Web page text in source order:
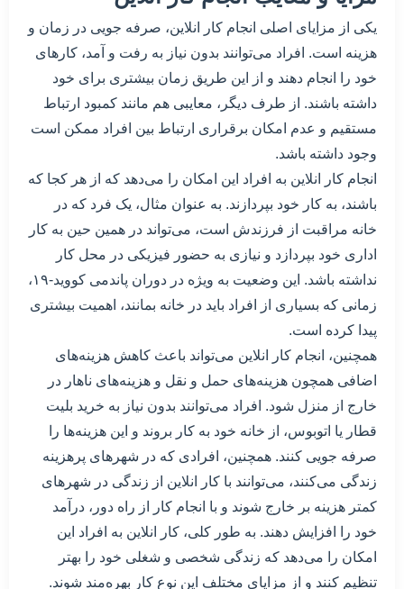
یکی از مزایای اصلی انجام کار انلاین، صرفه جویی در زمان و
هزینه است. افراد می‌توانند بدون نیاز به رفت و آمد، کارهای
خود را انجام دهند و از این طریق زمان بیشتری برای خود
داشته باشند. از طرف دیگر، معایبی هم مانند کمبود ارتباط
مستقیم و عدم امکان برقراری ارتباط بین افراد ممکن است
وجود داشته باشد.
انجام کار انلاین به افراد این امکان را می‌دهد که از هر کجا که
باشند، به کار خود بپردازند. به عنوان مثال، یک فرد که در
خانه مراقبت از فرزندش است، می‌تواند در همین حین به کار
اداری خود بپردازد و نیازی به حضور فیزیکی در محل کار
نداشته باشد. این وضعیت به ویژه در دوران پاندمی کووید-۱۹،
زمانی که بسیاری از افراد باید در خانه بمانند، اهمیت بیشتری
پیدا کرده است.
همچنین، انجام کار انلاین می‌تواند باعث کاهش هزینه‌های
اضافی همچون هزینه‌های حمل و نقل و هزینه‌های ناهار در
خارج از منزل شود. افراد می‌توانند بدون نیاز به خرید بلیت
قطار یا اتوبوس، از خانه خود به کار بروند و این هزینه‌ها را
صرفه جویی کنند. همچنین، افرادی که در شهرهای پرهزینه
زندگی می‌کنند، می‌توانند با کار انلاین از زندگی در شهرهای
کمتر هزینه بر خارج شوند و با انجام کار از راه دور، درآمد
خود را افزایش دهند. به طور کلی، کار انلاین به افراد این
امکان را می‌دهد که زندگی شخصی و شغلی خود را بهتر
تنظیم کنند و از مزایای مختلف این نوع کار بهره‌مند شوند.